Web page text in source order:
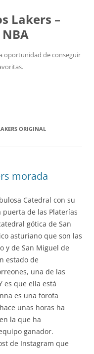
Lakers –
oportunidad de conseguir
ORIGINAL
morada
Catedral con su
de las Platerías
gótica de San
asturiano que son las
y de San Miguel de
estado de
una de las
es que ella está
es una forofa
unas horas ha
la que ha
ganador.
de Instagram que